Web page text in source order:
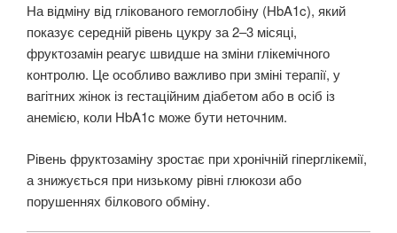
На відміну від глікованого гемоглобіну (HbA1c), який
показує середній рівень цукру за 2–3 місяці,
фруктозамін реагує швидше на зміни глікемічного
контролю. Це особливо важливо при зміні терапії, у
вагітних жінок із гестаційним діабетом або в осіб із
анемією, коли HbA1c може бути неточним.
Рівень фруктозаміну зростає при хронічній гіперглікемії,
а знижується при низькому рівні глюкози або
порушеннях білкового обміну.